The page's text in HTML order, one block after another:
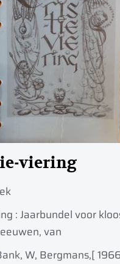
viering
: Jaarbundel voor
van
W, Bergmans,[